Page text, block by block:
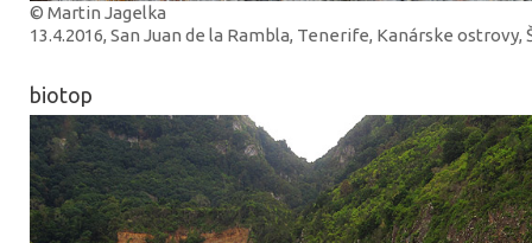
© Martin Jagelka
13.4.2016, San Juan de la Rambla, Tenerife, Kanárske ostrovy,
biotop